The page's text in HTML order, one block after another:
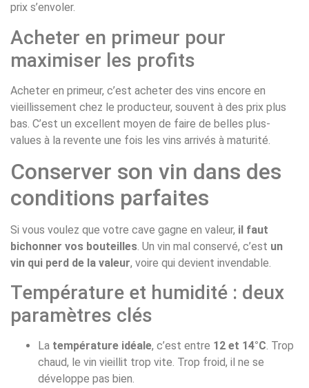
prix s’envoler.
Acheter en primeur pour
maximiser les profits
Acheter en primeur, c’est acheter des vins encore en
vieillissement chez le producteur, souvent à des prix plus
bas. C’est un excellent moyen de faire de belles plus-
values à la revente une fois les vins arrivés à maturité.
Conserver son vin dans des
conditions parfaites
Si vous voulez que votre cave gagne en valeur, il faut
bichonner vos bouteilles. Un vin mal conservé, c’est un
vin qui perd de la valeur, voire qui devient invendable.
Température et humidité : deux
paramètres clés
La température idéale, c’est entre 12 et 14°C. Trop
chaud, le vin vieillit trop vite. Trop froid, il ne se
développe pas bien.